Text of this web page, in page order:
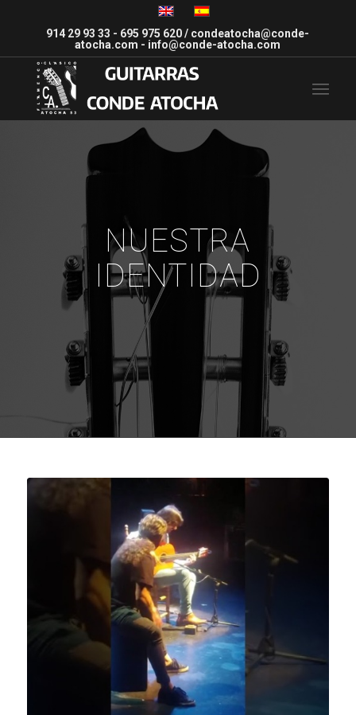
914 29 93 33 - 695 975 620/ condeatocha@conde-
atocha.com - info@conde-atocha.com
NUESTRA
IDENTIDAD